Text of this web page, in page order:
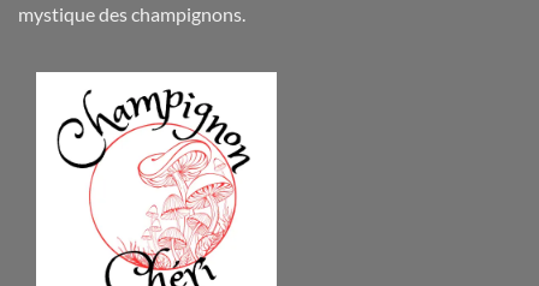
mystique des champignons.